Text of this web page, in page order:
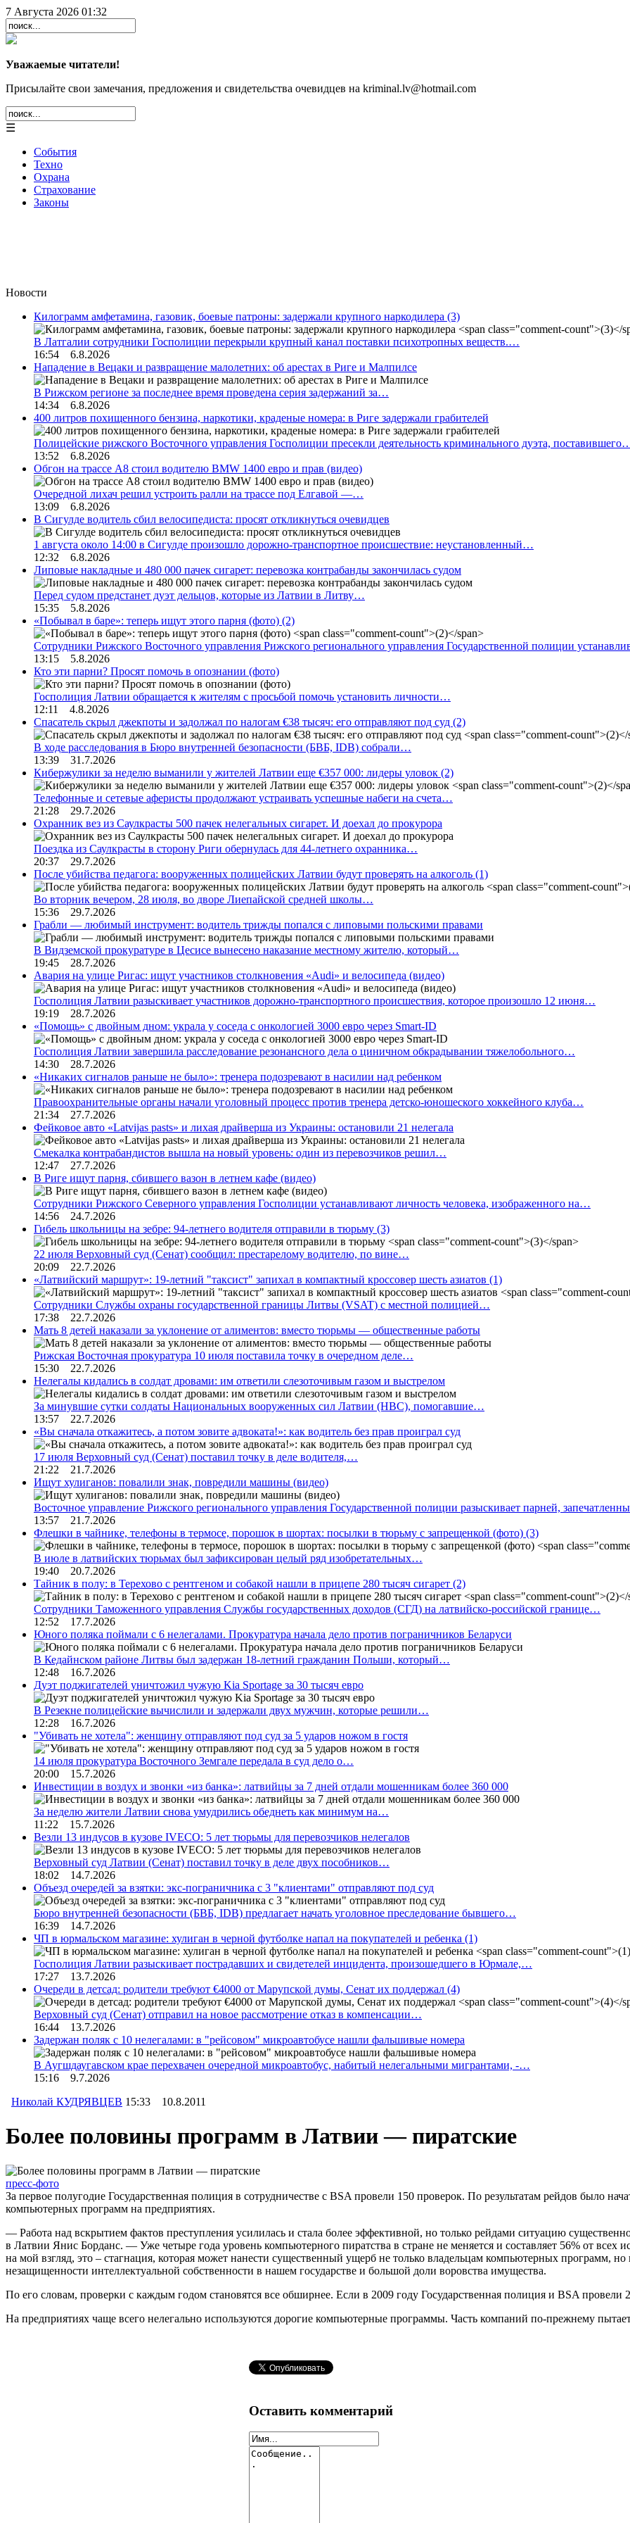
7 Августа 2026 01:32
Уважаемые читатели!
Присылайте свои замечания, предложения и свидетельства очевидцев на kriminal.lv@hotmail.com
☰
События
Техно
Охрана
Страхование
Законы
Новости
Килограмм амфетамина, газовик, боевые патроны: задержали крупного наркодилера (3)
В Латгалии сотрудники Госполиции перекрыли крупный канал поставки психотропных веществ.…
16:54 6.8.2026
Нападение в Вецаки и развращение малолетних: об арестах в Риге и Малпилсе
В Рижском регионе за последнее время проведена серия задержаний за…
14:34 6.8.2026
400 литров похищенного бензина, наркотики, краденые номера: в Риге задержали грабителей
Полицейские рижского Восточного управления Госполиции пресекли деятельность криминального дуэта,
13:52 6.8.2026
Обгон на трассе А8 стоил водителю BMW 1400 евро и прав (видео)
Очередной лихач решил устроить ралли на трассе под Елгавой —…
13:09 6.8.2026
В Сигулде водитель сбил велосипедиста: просят откликнуться очевидцев
1 августа около 14:00 в Сигулде произошло дорожно-транспортное происшествие: неустановленный…
12:32 6.8.2026
Липовые накладные и 480 000 пачек сигарет: перевозка контрабанды закончилась судом
Перед судом предстанет дуэт дельцов, которые из Латвии в Литву…
15:35 5.8.2026
«Побывал в баре»: теперь ищут этого парня (фото) (2)
Сотрудники Рижского Восточного управления Рижского регионального управления Государственной полиции
13:15 5.8.2026
Кто эти парни? Просят помочь в опознании (фото)
Госполиция Латвии обращается к жителям с просьбой помочь установить личности…
12:11 4.8.2026
Спасатель скрыл джекпоты и задолжал по налогам €38 тысяч: его отправляют под суд (2)
В ходе расследования в Бюро внутренней безопасности (БВБ, IDB) собрали…
13:39 31.7.2026
Кибержулики за неделю выманили у жителей Латвии еще €357 000: лидеры уловок (2)
Телефонные и сетевые аферисты продолжают устраивать успешные набеги на счета…
21:28 29.7.2026
Охранник вез из Саулкрасты 500 пачек нелегальных сигарет. И доехал до прокурора
Поездка из Саулкрасты в сторону Риги обернулась для 44-летнего охранника…
20:37 29.7.2026
После убийства педагога: вооруженных полицейских Латвии будут проверять на алкоголь (1)
Во вторник вечером, 28 июля, во дворе Лиепайской средней школы…
15:36 29.7.2026
Грабли — любимый инструмент: водитель трижды попался с липовыми польскими правами
В Видземской прокуратуре в Цесисе вынесено наказание местному жителю, который…
19:45 28.7.2026
Авария на улице Ригас: ищут участников столкновения «Audi» и велосипеда (видео)
Госполиция Латвии разыскивает участников дорожно-транспортного происшествия, которое произошло 12 июня…
19:19 28.7.2026
«Помощь» с двойным дном: украла у соседа с онкологией 3000 евро через Smart-ID
Госполиция Латвии завершила расследование резонансного дела о циничном обкрадывании тяжелобольного…
14:30 28.7.2026
«Никаких сигналов раньше не было»: тренера подозревают в насилии над ребенком
Правоохранительные органы начали уголовный процесс против тренера детско-юношеского хоккейного клуба…
21:34 27.7.2026
Фейковое авто «Latvijas pasts» и лихая драйверша из Украины: остановили 21 нелегала
Смекалка контрабандистов вышла на новый уровень: один из перевозчиков решил…
12:47 27.7.2026
В Риге ищут парня, сбившего вазон в летнем кафе (видео)
Сотрудники Рижского Северного управления Госполиции устанавливают личность человека, изображенного на…
14:56 24.7.2026
Гибель школьницы на зебре: 94-летнего водителя отправили в тюрьму (3)
22 июля Верховный суд (Сенат) сообщил: престарелому водителю, по вине…
20:09 22.7.2026
«Латвийский маршрут»: 19-летний "таксист" запихал в компактный кроссовер шесть азиатов (1)
Сотрудники Службы охраны государственной границы Литвы (VSAT) с местной полицией…
17:38 22.7.2026
Мать 8 детей наказали за уклонение от алиментов: вместо тюрьмы — общественные работы
Рижская Восточная прокуратура 10 июля поставила точку в очередном деле…
15:30 22.7.2026
Нелегалы кидались в солдат дровами: им ответили слезоточивым газом и выстрелом
За минувшие сутки солдаты Национальных вооруженных сил Латвии (НВС), помогавшие…
13:57 22.7.2026
«Вы сначала откажитесь, а потом зовите адвоката!»: как водитель без прав проиграл суд
17 июля Верховный суд (Сенат) поставил точку в деле водителя,…
21:22 21.7.2026
Ищут хулиганов: повалили знак, повредили машины (видео)
Восточное управление Рижского регионального управления Государственной полиции разыскивает парней,
13:57 21.7.2026
Флешки в чайнике, телефоны в термосе, порошок в шортах: посылки в тюрьму с запрещенкой (фото) (3)
В июле в латвийских тюрьмах был зафиксирован целый ряд изобретательных…
19:40 20.7.2026
Тайник в полу: в Терехово с рентгеном и собакой нашли в прицепе 280 тысяч сигарет (2)
Сотрудники Таможенного управления Службы государственных доходов (СГД) на латвийско-российской границе…
12:52 17.7.2026
Юного поляка поймали с 6 нелегалами. Прокуратура начала дело против пограничников Беларуси
В Кедайнском районе Литвы был задержан 18-летний гражданин Польши, который…
12:48 16.7.2026
Дуэт поджигателей уничтожил чужую Kia Sportage за 30 тысяч евро
В Резекне полицейские вычислили и задержали двух мужчин, которые решили…
12:28 16.7.2026
"Убивать не хотела": женщину отправляют под суд за 5 ударов ножом в гостя
14 июля прокуратура Восточного Земгале передала в суд дело о…
20:00 15.7.2026
Инвестиции в воздух и звонки «из банка»: латвийцы за 7 дней отдали мошенникам более 360 000
За неделю жители Латвии снова умудрились обеднеть как минимум на…
11:22 15.7.2026
Везли 13 индусов в кузове IVECO: 5 лет тюрьмы для перевозчиков нелегалов
Верховный суд Латвии (Сенат) поставил точку в деле двух пособников…
18:02 14.7.2026
Объезд очередей за взятки: экс-пограничника с 3 "клиентами" отправляют под суд
Бюро внутренней безопасности (БВБ, IDB) предлагает начать уголовное преследование бывшего…
16:39 14.7.2026
ЧП в юрмальском магазине: хулиган в черной футболке напал на покупателей и ребенка (1)
Госполиция Латвии разыскивает пострадавших и свидетелей инцидента, произошедшего в Юрмале,…
17:27 13.7.2026
Очереди в детсад: родители требуют €4000 от Марупской думы, Сенат их поддержал (4)
Верховный суд (Сенат) отправил на новое рассмотрение отказ в компенсации…
16:44 13.7.2026
Задержан поляк с 10 нелегалами: в "рейсовом" микроавтобусе нашли фальшивые номера
В Аугшдаугавском крае перехвачен очередной микроавтобус, набитый нелегальными мигрантами, -…
15:16 9.7.2026
Николай КУДРЯВЦЕВ 15:33 10.8.2011
Более половины программ в Латвии — пиратские
пресс-фото
За первое полугодие Государственная полиция в сотрудничестве с BSA провели 150 проверок. По результатам рейдов было
компьютерных программ на предприятиях.
— Работа над вскрытием фактов преступления усилилась и стала более эффективной, но только рейдами ситуацию
в Латвии Янис Борданс. — Уже четыре года уровень компьютерного пиратства в стране не меняется и составляет 56% от
на мой взгляд, это – стагнация, которая может нанести существенный ущерб не только владельцам компьютерных программ,
незащищенности интеллектуальной собственности в нашем государстве и большой доли воровства имущества.
По его словам, проверки с каждым годом становятся все обширнее. Если в 2009 году Государственная полиция и BSA
На предприятиях чаще всего нелегально используются дорогие компьютерные программы. Часть компаний по-прежнему
Оставить комментарий